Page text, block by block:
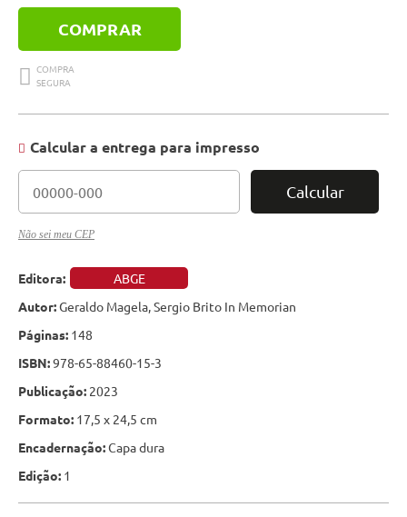
Editora:
ABGE
Autor:Geraldo Magela, Sergio Brito In Memorian
Páginas: 148
ISBN:978-65-88460-15-3
Publicação: 2023
Formato: 17,5 x 24,5 cm
Encadernação:Capa dura
Edição: 1
COMPRAR
Calcular a entrega para impresso
Calcular
Não sei meu CEP